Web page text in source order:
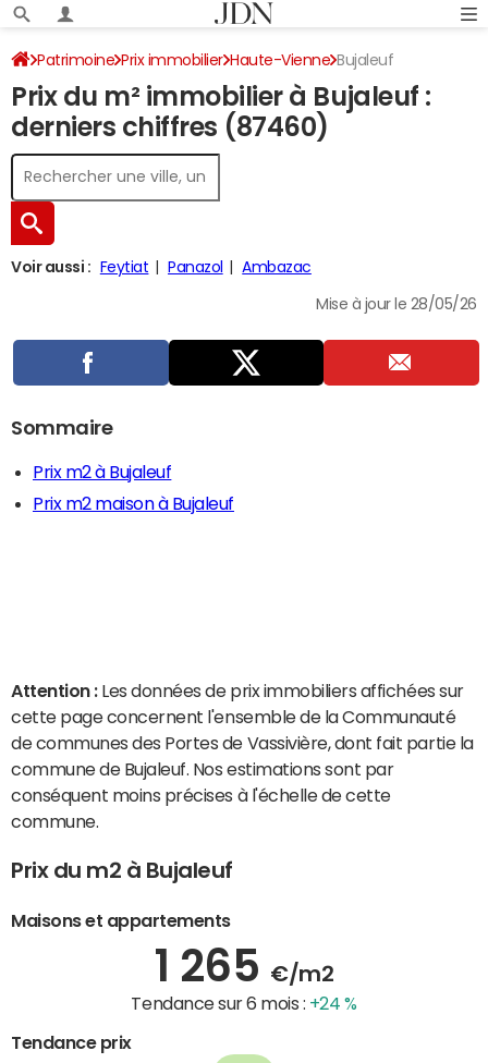
Patrimoine Prix immobilier Haute-Vienne Bujaleuf
Prix du m² immobilier à Bujaleuf :
derniers chiffres (87460)
Voir aussi : Feytiat Panazol Ambazac
Mise à jour le 28/05/26
Sommaire
Prix m2 à Bujaleuf
Prix m2 maison à Bujaleuf
Attention : Les données de prix immobiliers affichées sur
cette page concernent l'ensemble de la Communauté
de communes des Portes de Vassivière, dont fait partie la
commune de Bujaleuf. Nos estimations sont par
conséquent moins précises à l'échelle de cette
commune.
Prix du m2 à Bujaleuf
Maisons et appartements
1 265 €/m2
Tendance sur 6 mois : +24 %
Tendance prix